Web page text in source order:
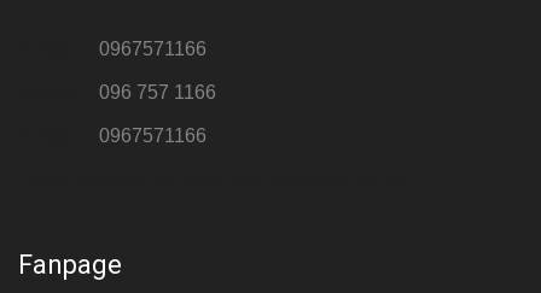
0967571166
096 757 1166
0967571166
Fanpage